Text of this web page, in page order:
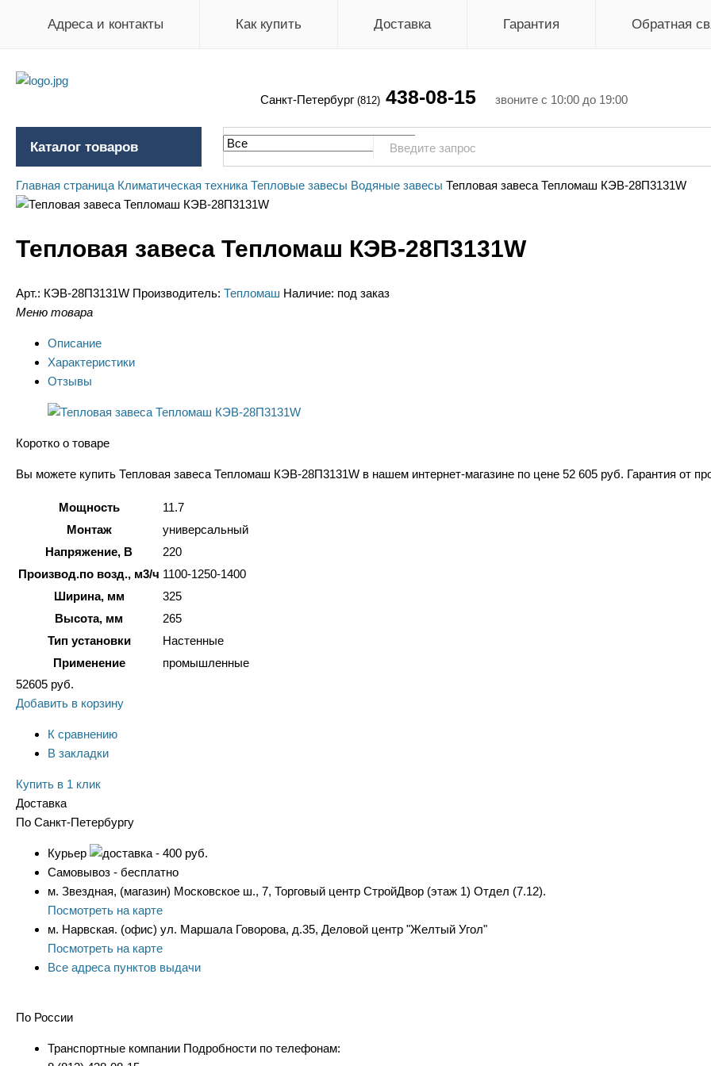
Адреса и контакты Как купить Доставка Гарантия Обратная
Санкт-Петербург (812) 438-08-15 звоните с 10:00 до 19:00
Каталог товаров
Главная страница Климатическая техника Тепловые завесы Водяные завесы Тепловая завеса Тепломаш КЭВ-28П3131W
Тепловая завеса Тепломаш КЭВ-28П3131W
Арт.: КЭВ-28П3131W Производитель: Тепломаш Наличие: под заказ
Меню товара
Описание
Характеристики
Отзывы
Коротко о товаре
Вы можете купить Тепловая завеса Тепломаш КЭВ-28П3131W в нашем интернет-магазине по цене 52 605 руб. Гарантия от
Мощность
11.7
Монтаж
универсальный
Напряжение, В
220
Производ.по возд., м3/ч 1100-1250-1400
Ширина, мм
325
Высота, мм
265
Тип установки
Настенные
Применение
промышленные
52605 руб.
Добавить в корзину
К сравнению
В закладки
Купить в 1 клик
Доставка
По Санкт-Петербургу
Курьер
- 400 руб.
Самовывоз - бесплатно
м. Звездная, (магазин) Московское ш., 7, Торговый центр СтройДвор (этаж 1) Отдел (7.12).
Посмотреть на карте
м. Нарвская. (офис) ул. Маршала Говорова, д.35, Деловой центр "Желтый Угол"
Посмотреть на карте
Все адреса пунктов выдачи
По России
Транспортные компании Подробности по телефонам: